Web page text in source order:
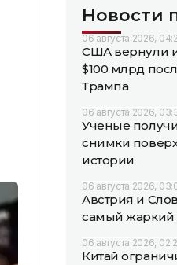
Новости
06 августа 2026,
США вернули
$100 млрд
Трампа
06 августа 2026,
Ученые
снимки
истории
06 августа 2026,
Австрия и
самый жаркий
06 августа 2026,
Китай